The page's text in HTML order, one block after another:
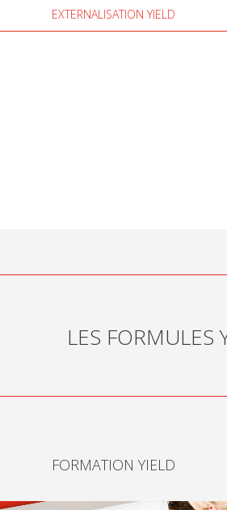
EXTERNALISATION YIELD
LES FORMULES
FORMATION YIELD